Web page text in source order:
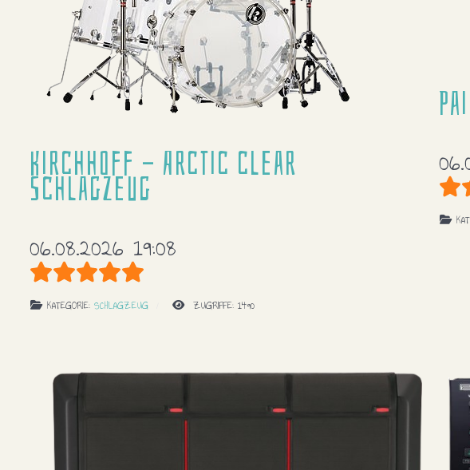
Kirchhoff - Arctic clear
Schlagzeug
06.08.2026 19:08
Bewertung: 5/
KATEGORIE: SCHLAGZEUG ZUGRIFFE: 1490